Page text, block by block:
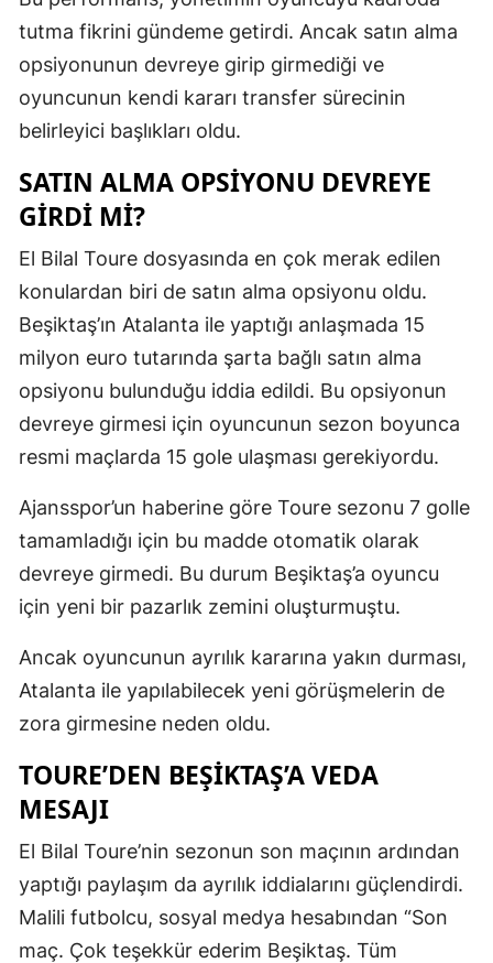
tutma fikrini gündeme getirdi. Ancak satın alma
opsiyonunun devreye girip girmediği ve
oyuncunun kendi kararı transfer sürecinin
belirleyici başlıkları oldu.
SATIN ALMA OPSIYONU DEVREYE
GIRDI MI?
El Bilal Toure dosyasında en çok merak edilen
konulardan biri de satın alma opsiyonu oldu.
Beşiktaş’ın Atalanta ile yaptığı anlaşmada 15
milyon euro tutarında şarta bağlı satın alma
opsiyonu bulunduğu iddia edildi. Bu opsiyonun
devreye girmesi için oyuncunun sezon boyunca
resmi maçlarda 15 gole ulaşması gerekiyordu.
Ajansspor’un haberine göre Toure sezonu 7 golle
tamamladığı için bu madde otomatik olarak
devreye girmedi. Bu durum Beşiktaş’a oyuncu
için yeni bir pazarlık zemini oluşturmuştu.
Ancak oyuncunun ayrılık kararına yakın durması,
Atalanta ile yapılabilecek yeni görüşmelerin de
zora girmesine neden oldu.
TOURE’DEN BEŞIKTAŞ’A VEDA
MESAJI
El Bilal Toure’nin sezonun son maçının ardından
yaptığı paylaşım da ayrılık iddialarını güçlendirdi.
Malili futbolcu, sosyal medya hesabından “Son
maç. Çok teşekkür ederim Beşiktaş. Tüm